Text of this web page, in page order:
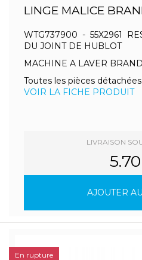
LINGE MALICE
WTG737900 - 55X2961
DU JOINT DE HUBLOT
MACHINE A LAVER
Toutes les pièces
VOIR LA FICHE PRODUIT
LIVRAISON
AJOUTER
En rupture